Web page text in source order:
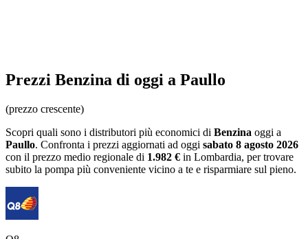
Prezzi Benzina di oggi a Paullo
(prezzo crescente)
Scopri quali sono i distributori più economici di Benzina oggi a
Paullo. Confronta i prezzi aggiornati ad oggi sabato 8 agosto 2026
con il prezzo medio regionale di 1.982 € in Lombardia, per trovare
subito la pompa più conveniente vicino a te e risparmiare sul pieno.